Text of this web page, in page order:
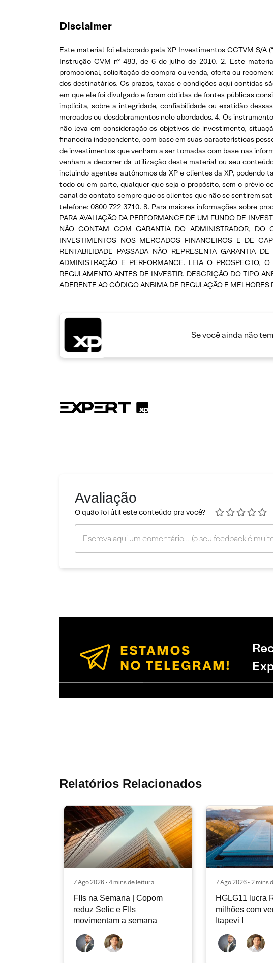
Disclaimer
Este material foi elaborado pela XP Investimentos CCTVM S/A
Instrução CVM nº 483, de 6 de julho de 2010. 2. Este
promocional, solicitação de compra ou venda, oferta ou
dos destinatários. Os prazos, taxas e condições aqui contidas
em que ele foi divulgado e foram obtidas de fontes públicas
implícita, sobre a integridade, confiabilidade ou exatidão
mercados ou desdobramentos nele abordados. 4. Os
não leva em consideração os objetivos de investimento,
financeira independente, com base em suas características
de investimentos que venham a ser tomadas com base nas
venham a decorrer da utilização deste material ou seu
incluindo agentes autônomos da XP e clientes da XP, podendo
todo ou em parte, qualquer que seja o propósito, sem o prévio
canal de contato sempre que os clientes que não se sentirem
telefone: 0800 722 3710. 8. Para maiores informações sobre
PARA AVALIAÇÃO DA PERFORMANCE DE UM FUNDO DE
NÃO CONTAM COM GARANTIA DO ADMINISTRADOR, DO
INVESTIMENTOS NOS MERCADOS FINANCEIROS E DE
RENTABILIDADE PASSADA NÃO REPRESENTA GARANTIA
ADMINISTRAÇÃO E PERFORMANCE. LEIA O PROSPECTO,
REGULAMENTO ANTES DE INVESTIR. DESCRIÇÃO DO TIPO
ADERENTE AO CÓDIGO ANBIMA DE REGULAÇÃO E
Se você ainda não
Avaliação
O quão foi útil este conteúdo pra você?
Relatórios Relacionados
7 Ago 2026 • 4 mins de leitura
FIIs na Semana | Copom
reduz Selic e FIIs
movimentam a semana
7 Ago 2026 • 2 mins
HGLG11 lucra
milhões com
Itapevi I